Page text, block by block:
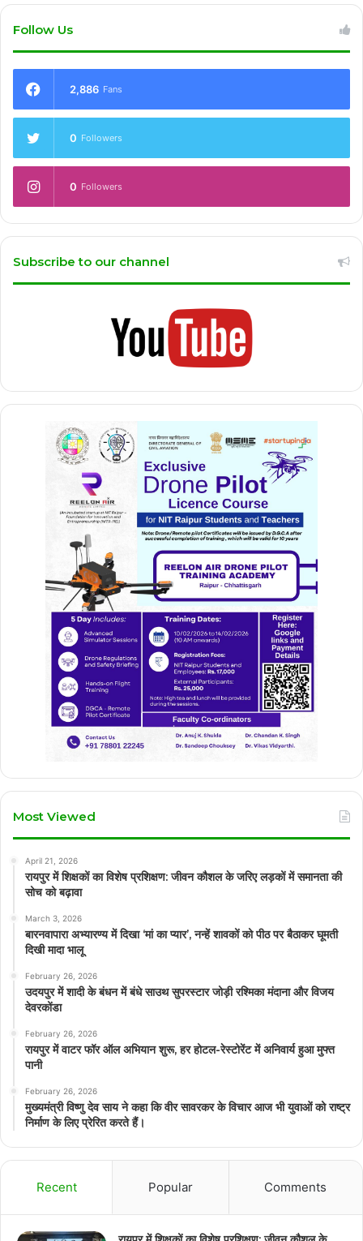
Follow Us
2,886 Fans
0 Followers
0 Followers
Subscribe to our channel
Most Viewed
April 21, 2026
रायपुर में शिक्षकों का विशेष प्रशिक्षण: जीवन कौशल के जरिए लड़कों में समानता की
सोच को बढ़ावा
March 3, 2026
बारनवापारा अभ्यारण्य में दिखा ‘मां का प्यार’, नन्हें शावकों को पीठ पर बैठाकर घूमती
दिखी मादा भालू
February 26, 2026
उदयपुर में शादी के बंधन में बंधे साउथ सुपरस्टार जोड़ी रश्मिका मंदाना और विजय
देवरकोंडा
February 26, 2026
रायपुर में वाटर फॉर ऑल अभियान शुरू, हर होटल-रेस्टोरेंट में अनिवार्य हुआ मुफ्त
पानी
February 26, 2026
मुख्यमंत्री विष्णु देव साय ने कहा कि वीर सावरकर के विचार आज भी युवाओं को राष्ट्र
निर्माण के लिए प्रेरित करते हैं।
Recent Popular Comments